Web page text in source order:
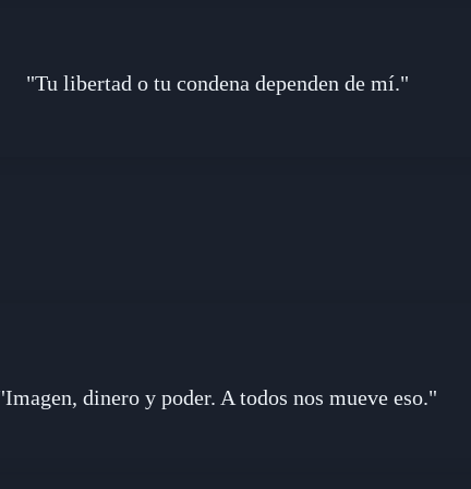
"Tu libertad o tu condena dependen de mí."
dinero y poder. A todos nos mueve eso."